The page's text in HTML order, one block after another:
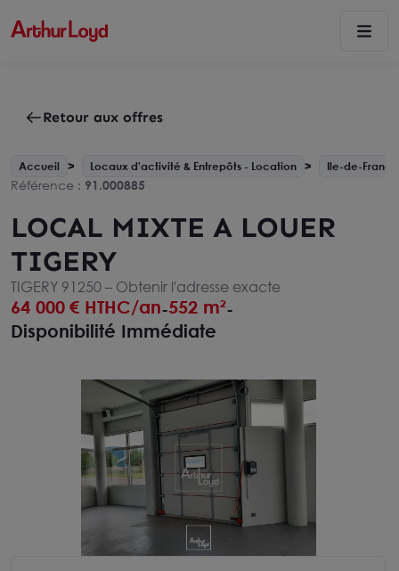
Retour aux offres
Accueil Locaux d'activité & Entrepôts - Location Ile-de-France
Référence : 91.000885
LOCAL MIXTE A LOUER
TIGERY
TIGERY 91250 – Obtenir l'adresse exacte
64 000 € HTHC/an-552 m²-
Disponibilité Immédiate